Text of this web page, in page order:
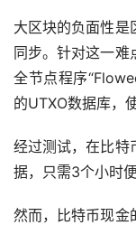
大区块的负面性是
同步。针对这一难
全节点程序
的UTXO数据库，
经过测试，在比特
据，只需3个小时
然而，比特币现金